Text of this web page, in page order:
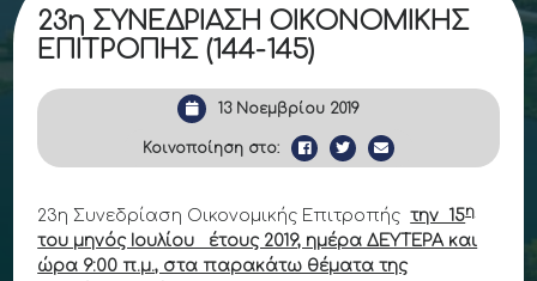
23η ΣΥΝΕΔΡΙΑΣΗ ΟΙΚΟΝΟΜΙΚΗΣ
ΕΠΙΤΡΟΠΗΣ (144-145)
13 Νοεμβρίου 2019
Κοινοποίηση στο:
23η Συνεδρίαση Οικονομικής Επιτροπήςτην 15η
του μηνός Ιουλίου έτους 2019, ημέρα ΔΕΥΤΕΡΑ και
ώρα 9:00 π.μ., στα παρακάτω θέματα της